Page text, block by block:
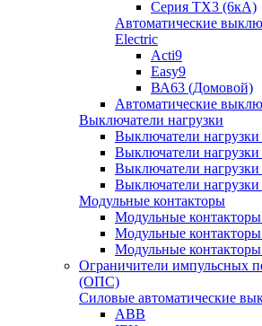
Серия TX3 (6кА)
Автоматические
Electric
Acti9
Easy9
ВА63 (Домовой)
Автоматические
Выключатели нагрузки
Выключатели
Выключатели
Выключатели нагрузки
Выключатели
Модульные контакторы
Модульные
Модульные
Модульные
Ограничители импульсных
(ОПС)
Силовые автоматические
ABB